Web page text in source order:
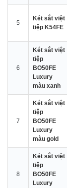
5
Két sắt việt
tiệp K54FE
6
Két sắt việt
tiệp
BO50FE
Luxury
màu xanh
7
Két sắt việt
tiệp
BO50FE
Luxury
màu gold
8
Két sắt việt
tiệp
BO50FE
Luxury